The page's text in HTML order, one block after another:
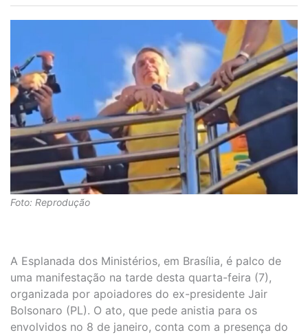
Foto: Reprodução
A Esplanada dos Ministérios, em Brasília, é palco de
uma manifestação na tarde desta quarta-feira (7),
organizada por apoiadores do ex-presidente Jair
Bolsonaro (PL). O ato, que pede anistia para os
envolvidos no 8 de janeiro, conta com a presença do